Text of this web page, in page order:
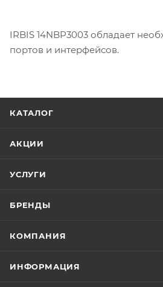
IRBIS 14NBP3003 обладает
портов и интерфейсов.
КАТАЛОГ
АКЦИИ
УСЛУГИ
БРЕНДЫ
КОМПАНИЯ
ИНФОРМАЦИЯ